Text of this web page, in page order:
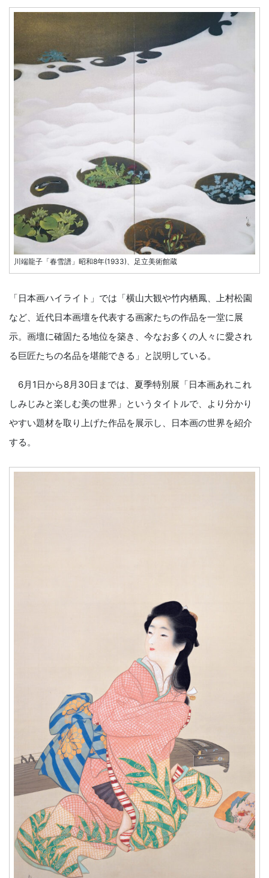
川端龍子「春雪譜」昭和8年(1933)、足立美術館蔵
「日本画ハイライト」では「横山大観や竹内栖鳳、上村松園
など、近代日本画壇を代表する画家たちの作品を一堂に展
示。画壇に確固たる地位を築き、今なお多くの人々に愛され
る巨匠たちの名品を堪能できる」と説明している。
6月1日から8月30日までは、夏季特別展「日本画あれこれ
しみじみと楽しむ美の世界」というタイトルで、より分かり
やすい題材を取り上げた作品を展示し、日本画の世界を紹介
する。